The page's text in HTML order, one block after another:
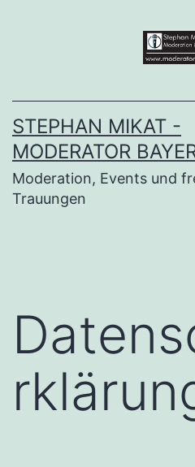
STEPHAN MIKAT -
MODERATOR
Moderation, Events und
Trauungen